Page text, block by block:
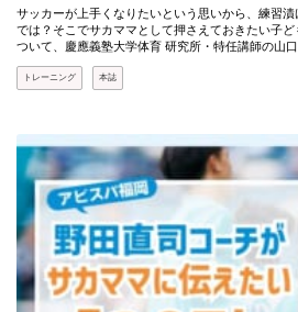
サッカーが上手くなりたいという思いから、練習
では？そこでサカママとして押さえておきたい子
ついて、慶應義塾大学体育 研究所・特任講師の山
トレーニング 本誌